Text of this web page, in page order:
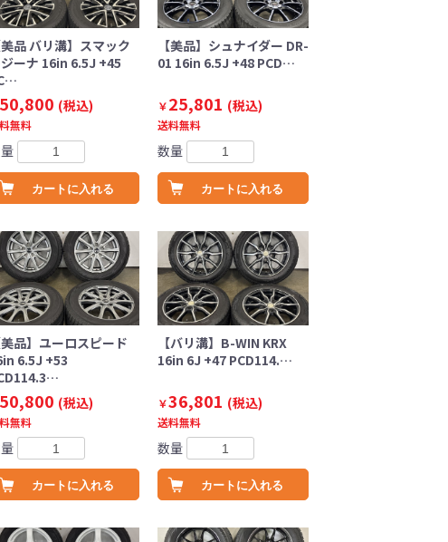
美品 バリ溝】スマック
ジーナ 16in 6.5J +45
50,800 (税込)
無料
カートに入れる
【美品】シュナイダー DR-
01 16in 6.5J +48 PCD…
￥25,801 (税込)
送料無料
数量
カートに入れる
美品】ユーロスピード
6.5J +53
50,800 (税込)
無料
カートに入れる
【バリ溝】B-WIN KRX
16in 6J +47 PCD114.…
￥36,801 (税込)
送料無料
数量
カートに入れる